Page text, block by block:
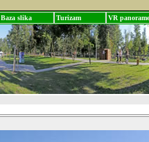
Baza slika Turizam VR panorame